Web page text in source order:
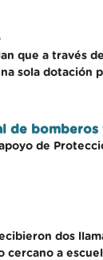
que a través
sola dotación
de
de
dos
a